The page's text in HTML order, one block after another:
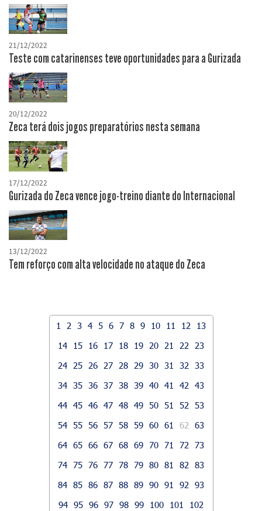
21/12/2022
Teste com catarinenses teve oportunidades para a Gurizada
20/12/2022
Zeca terá dois jogos preparatórios nesta semana
17/12/2022
Gurizada do Zeca vence jogo-treino diante do Internacional
13/12/2022
Tem reforço com alta velocidade no ataque do Zeca
1 2 3 4 5 6 7 8 9 10 11 12
13
14
15 16 17 18 19 20 21 22
23
24
25 26 27 28 29 30 31 32
33
34 35 36 37 38 39 40 41 42
43
44 45 46 47 48 49 50 51 52
53
54 55 56 57 58 59 60 61 62
63
64 65 66 67 68 69 70 71 72
73
74 75 76 77 78 79 80 81 82
83
84 85 86 87 88 89 90 91 92
93
94 95 96 97 98 99 100 101
102